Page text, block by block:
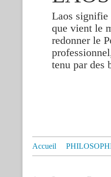
Laos signifie
que vient le
redonner le
tenu par des
Accueil